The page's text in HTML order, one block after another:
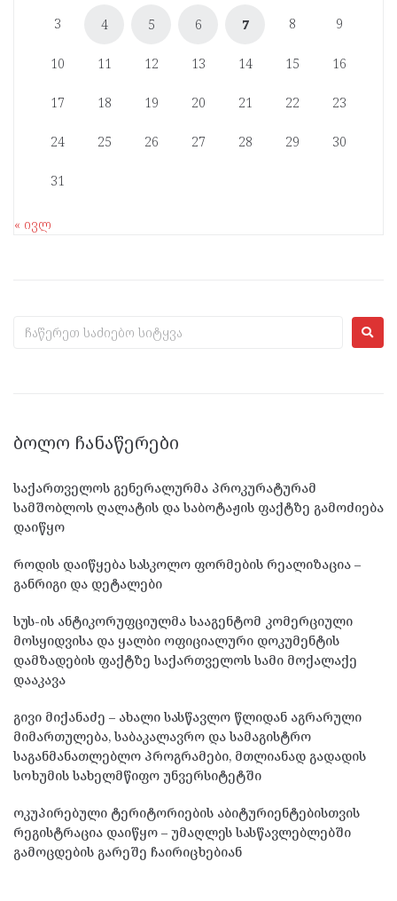
3 4 5 6 7 8 9
10 11 12 13 14 15 16
17 18 19 20 21 22 23
24 25 26 27 28 29 30
31
« ივლ
ᲑᲝᲚᲝ ᲩᲐᲜᲐᲬᲔᲠᲔᲑᲘ
საქართველოს გენერალურმა პროკურატურამ
სამშობლოს ღალატის და საბოტაჟის ფაქტზე გამოძიება
დაიწყო
როდის დაიწყება სასკოლო ფორმების რეალიზაცია –
განრიგი და დეტალები
სუს-ის ანტიკორუფციულმა სააგენტომ კომერციული
მოსყიდვისა და ყალბი ოფიციალური დოკუმენტის
დამზადების ფაქტზე საქართველოს სამი მოქალაქე
დააკავა
გივი მიქანაძე – ახალი სასწავლო წლიდან აგრარული
მიმართულება, საბაკალავრო და სამაგისტრო
საგანმანათლებლო პროგრამები, მთლიანად გადადის
სოხუმის სახელმწიფო უნვერსიტეტში
ოკუპირებული ტერიტორიების აბიტურიენტებისთვის
რეგისტრაცია დაიწყო – უმაღლეს სასწავლებლებში
გამოცდების გარეშე ჩაირიცხებიან